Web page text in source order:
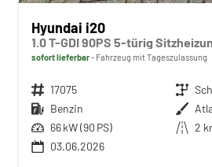
Hyundai i20
sofort lieferbar Fahrzeug mit Tageszulassung
Fahrzeugnr. 17075 Getriebe
Kraftstoff Benzin Außenfarbe
Leistung 66 kW (90 PS) Kilometerstand 2
03.06.2026